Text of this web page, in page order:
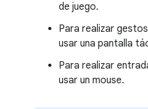
de juego.
Para realizar
usar una pantalla
Para realizar
usar un mouse.